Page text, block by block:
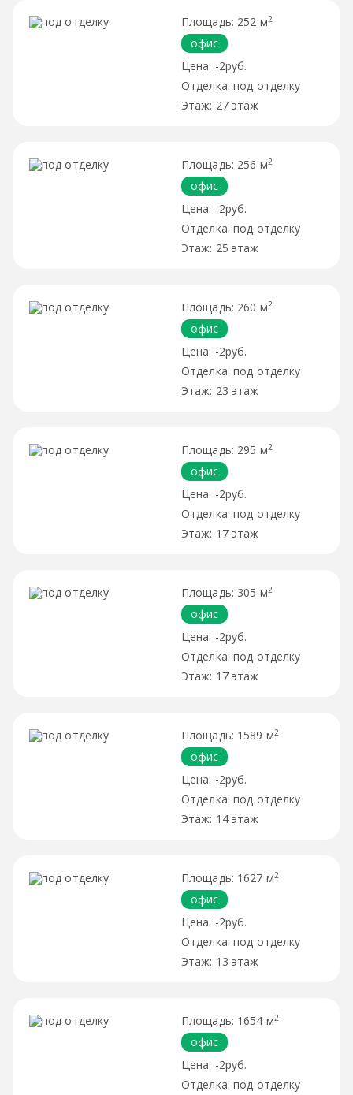
252 м2
офис
-2руб.
под отделку
27 этаж
256 м2
офис
-2руб.
под отделку
25 этаж
260 м2
офис
-2руб.
под отделку
23 этаж
295 м2
офис
-2руб.
под отделку
17 этаж
305 м2
офис
-2руб.
под отделку
17 этаж
1589 м2
офис
-2руб.
под отделку
14 этаж
1627 м2
офис
-2руб.
под отделку
13 этаж
1654 м2
офис
-2руб.
под отделку